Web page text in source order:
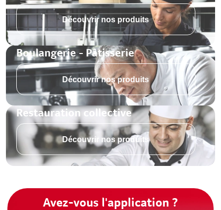
Découvrir nos produits
Boulangerie - Pâtisserie
Découvrir nos produits
Restauration collective
Découvrir nos produits
Avez-vous l'application ?